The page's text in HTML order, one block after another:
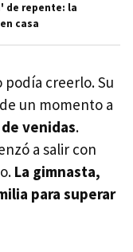
de repente: la
casa
podía creerlo. Su
un momento a
venidas.
a salir con
La gimnasta,
para superar